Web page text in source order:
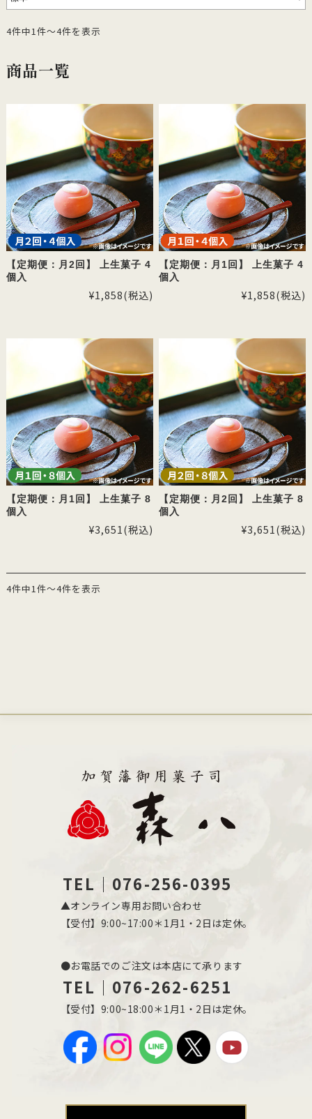
4件中1件～4件を表示
商品一覧
【定期便：月2回】 上生菓子 4
個入
¥1,858(税込)
【定期便：月1回】 上生菓子 4
個入
¥1,858(税込)
【定期便：月1回】 上生菓子 8
個入
¥3,651(税込)
【定期便：月2回】 上生菓子 8
個入
¥3,651(税込)
4件中1件～4件を表示
TEL｜076-256-0395
▲オンライン専用お問い合わせ
【受付】9:00~17:00＊1月1・2日は定休。
●お電話でのご注文は本店にて承ります
TEL｜076-262-6251
【受付】9:00~18:00＊1月1・2日は定休。